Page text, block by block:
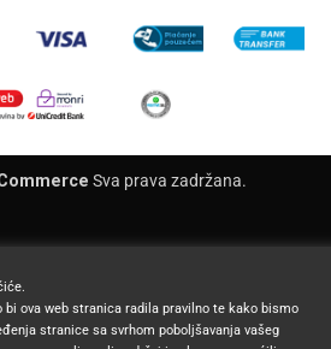
Sva prava zadržana.
bi ova web stranica radila pravilno te kako bismo
stranice sa svrhom poboljšavanja vašeg